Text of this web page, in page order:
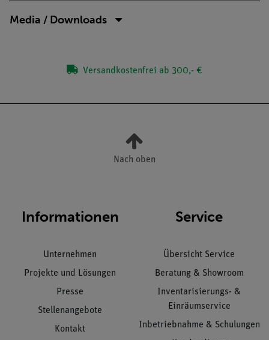
Media / Downloads
Versandkostenfrei ab 300,- €
Nach oben
Informationen
Unternehmen
Projekte und Lösungen
Presse
Stellenangebote
Kontakt
Service
Übersicht Service
Beratung & Showroom
Inventarisierungs- &
Einräumservice
Inbetriebnahme & Schulungen